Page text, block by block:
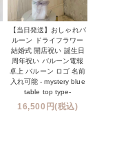
【当日発送】おしゃれバ
ルーン ドライフラワー
結婚式 開店祝い 誕生日
周年祝い バルーン電報
卓上 バルーン ロゴ 名前
入れ可能 - mystery blue
table top type-
16,500円(税込)